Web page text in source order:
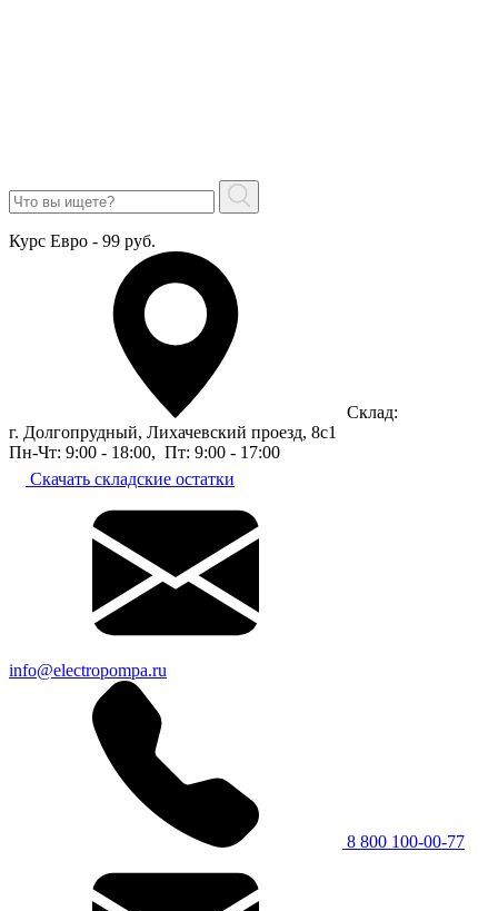
Курс Евро - 99 руб.
Склад:
г. Долгопрудный, Лихачевский проезд, 8c1
Пн-Чт: 9:00 - 18:00, Пт: 9:00 - 17:00
Скачать складские остатки
info@electropompa.ru
8 800 100-00-77